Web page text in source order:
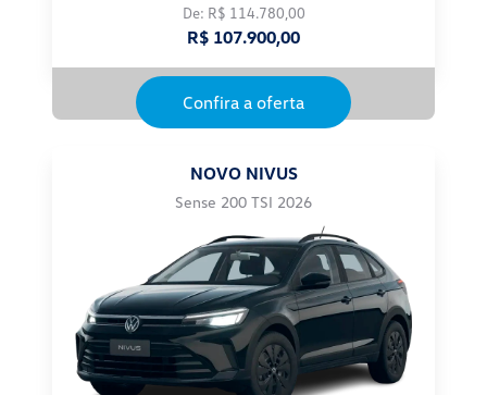
De: R$ 114.780,00
R$ 107.900,00
Confira a oferta
NOVO NIVUS
Sense 200 TSI 2026